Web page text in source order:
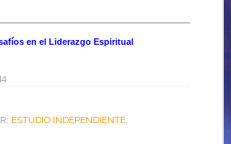
en el Liderazgo Espiritual
ESTUDIO INDEPENDIENTE,